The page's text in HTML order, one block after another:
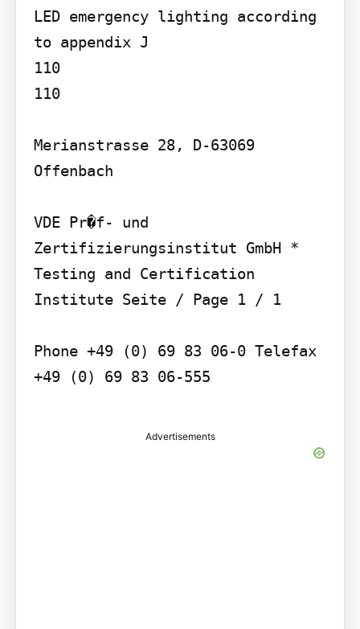
LED emergency lighting according
to appendix J
110
110
Merianstrasse 28, D-63069
Offenbach
VDE Pr�f- und
Zertifizierungsinstitut GmbH *
Testing and Certification
Institute Seite / Page 1 / 1
Phone +49 (0) 69 83 06-0 Telefax
+49 (0) 69 83 06-555
Advertisements